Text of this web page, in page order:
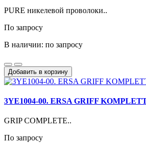
PURE никелевой проволоки..
По запросу
В наличии: по запросу
Добавить в корзину
3YE1004-00. ERSA GRIFF
GRIP COMPLETE..
По запросу